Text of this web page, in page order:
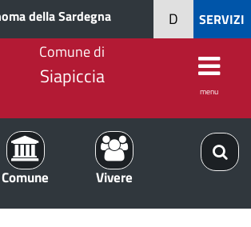
della Sardegna SERVIZI
D
Comune di
Siapiccia
menu
Comune Vivere